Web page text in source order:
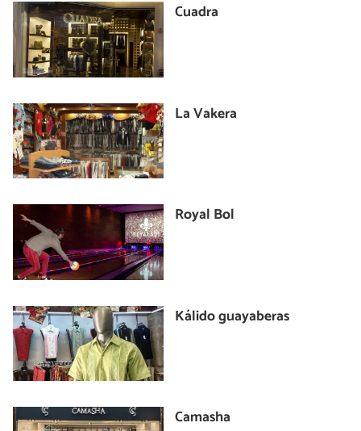
Cuadra
La Vakera
Royal Bol
Kálido guayaberas
Camasha